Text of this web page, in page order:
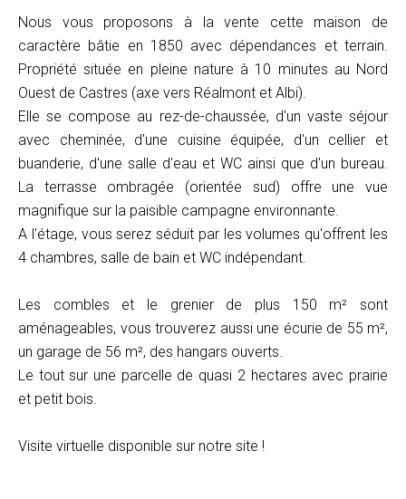
Nous vous proposons à la vente cette maison de
caractère bâtie en 1850 avec dépendances et terrain.
Propriété située en pleine nature à 10 minutes au Nord
Ouest de Castres (axe vers Réalmont et Albi).
Elle se compose au rez-de-chaussée, d'un vaste séjour
avec cheminée, d'une cuisine équipée, d'un cellier et
buanderie, d'une salle d'eau et WC ainsi que d'un bureau.
La terrasse ombragée (orientée sud) offre une vue
magnifique sur la paisible campagne environnante.
A l'étage, vous serez séduit par les volumes qu'offrent les
4 chambres, salle de bain et WC indépendant.
Les combles et le grenier de plus 150 m² sont
aménageables, vous trouverez aussi une écurie de 55 m²,
un garage de 56 m², des hangars ouverts.
Le tout sur une parcelle de quasi 2 hectares avec prairie
et petit bois.
Visite virtuelle disponible sur notre site !